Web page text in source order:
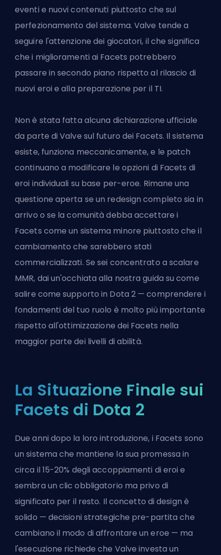
eventi e nuovi contenuti piuttosto che sul
perfezionamento del sistema. Valve tende a
seguire l'attenzione dei giocatori, il che significa
che i miglioramenti ai Facets potrebbero
passare in secondo piano rispetto al rilascio di
nuovi eroi e alla preparazione per il TI.
Non è stata fatta alcuna dichiarazione ufficiale
da parte di Valve sul futuro dei Facets. Il sistema
esiste, funziona meccanicamente, e le patch
continuano a modificare le opzioni di Facets di
eroi individuali su base per-eroe. Rimane una
questione aperta se un redesign completo sia in
arrivo o se la comunità debba accettare i
Facets come un sistema minore piuttosto che il
cambiamento che sarebbero stati
commercializzati. Se sei concentrato a scalare
MMR, dai un'occhiata alla nostra guida sucome
salire come supporto in Dota 2 — comprendere i
fondamenti del tuo ruolo è molto più importante
rispetto all'ottimizzazione dei Facets nella
maggior parte dei livelli di abilità.
La Situazione Finale sui
Facets di Dota 2
Due anni dopo la loro introduzione, i Facets sono
un sistema che mantiene la sua promessa in
circa il 15-20% degli accoppiamenti di eroi e
sembra un clic obbligatorio ma privo di
significato per il resto. Il concetto di design è
solido — decisioni strategiche pre-partita che
cambiano il modo di affrontare un eroe — ma
l'esecuzione richiede che Valve investa un